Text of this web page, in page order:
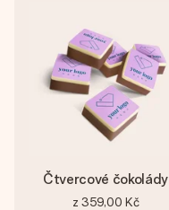
Čtvercové čokolády
z 359,00 Kč